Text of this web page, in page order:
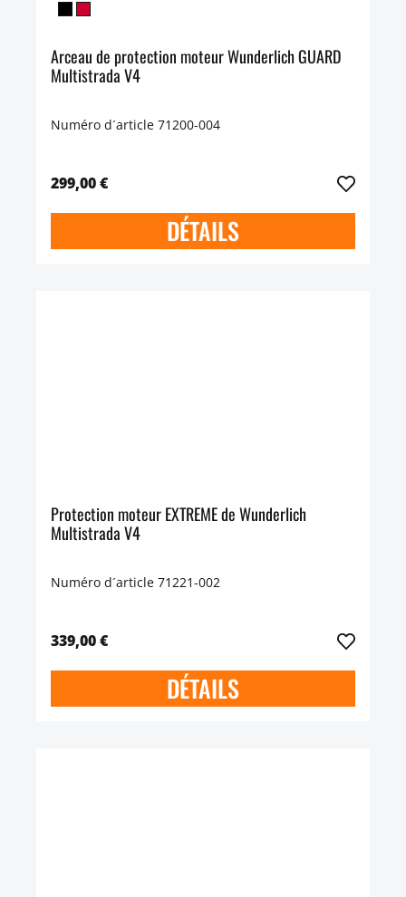
Arceau de protection moteur Wunderlich GUARD
Multistrada V4
Numéro d´article 71200-004
299,00 €
DÉTAILS
Protection moteur EXTREME de Wunderlich
Multistrada V4
Numéro d´article 71221-002
339,00 €
DÉTAILS